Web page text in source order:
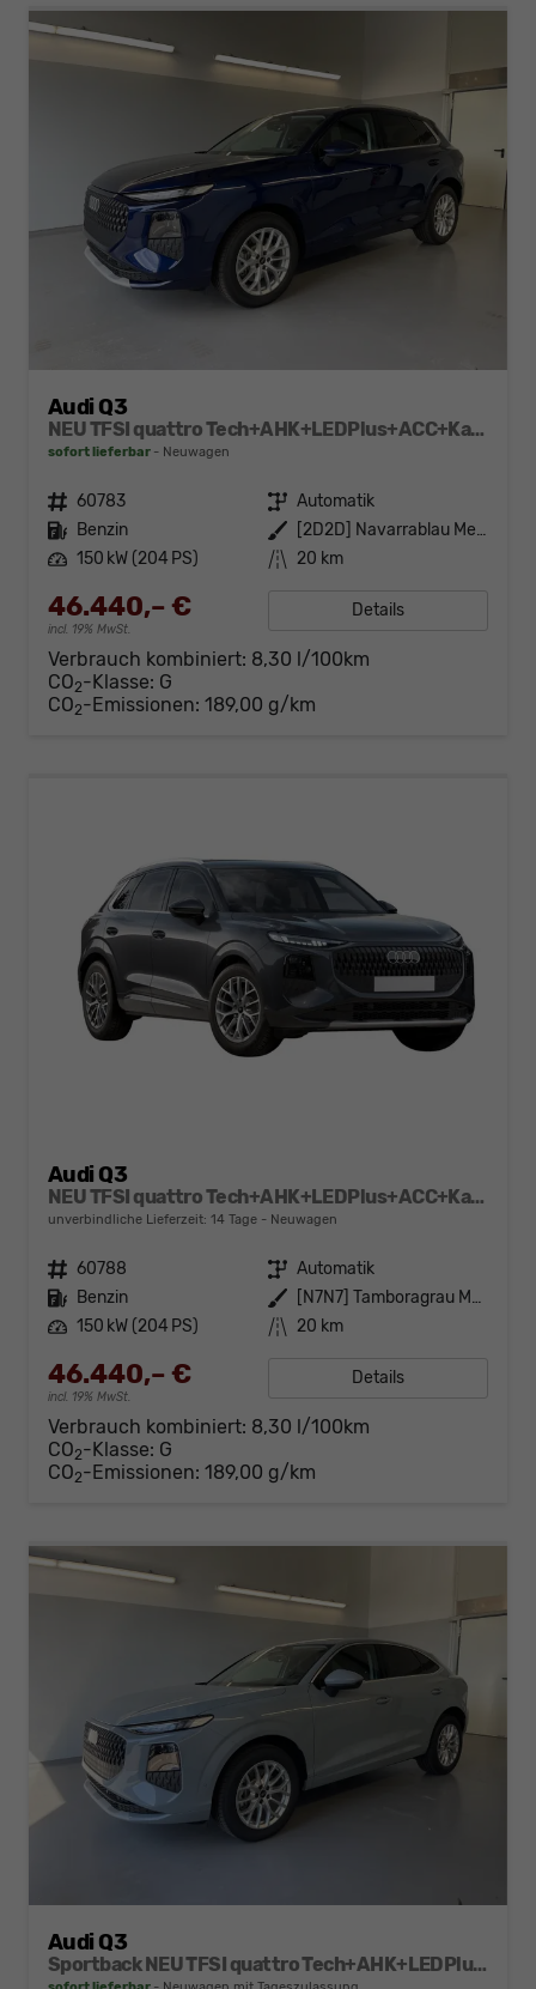
Audi Q3
NEU TFSI quattro Tech+AHK+LEDPlus+ACC+Kamera+Alu18+Volllack
sofort lieferbar Neuwagen
Fahrzeugnr. 60783 Getriebe Automatik
Kraftstoff Benzin Außenfarbe
[2D2D] Navarrablau Metallic
Leistung 150 kW (204 PS) Kilometerstand 20 km
46.440,– €
incl. 19% MwSt.
Details
Verbrauch kombiniert: 8,30 l/100km
CO2-Klasse: G
CO2-Emissionen: 189,00 g/km
Audi Q3
NEU TFSI quattro Tech+AHK+LEDPlus+ACC+Kamera+Alu18+Volllack
unverbindliche Lieferzeit: 14 Tage Neuwagen
Fahrzeugnr. 60788 Getriebe Automatik
Kraftstoff Benzin Außenfarbe
[N7N7] Tamboragrau Metallic
Leistung 150 kW (204 PS) Kilometerstand 20 km
46.440,– €
incl. 19% MwSt.
Details
Verbrauch kombiniert: 8,30 l/100km
CO2-Klasse: G
CO2-Emissionen: 189,00 g/km
Audi Q3
Sportback NEU TFSI quattro Tech+AHK+LEDPlus+ACC+Kamera+Alu18+Volllack